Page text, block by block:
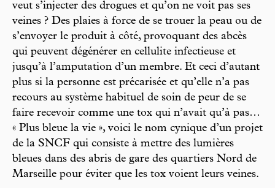
veut s’injecter des drogues et qu’on ne voit pas ses
veines ? Des plaies à force de se trouer la peau ou de
s’envoyer le produit à côté, provoquant des abcès
qui peuvent dégénérer en cellulite infectieuse et
jusqu’à l’amputation d’un membre. Et ceci d’autant
plus si la personne est précarisée et qu’elle n’a pas
recours au système habituel de soin de peur de se
faire recevoir comme une tox qui n’avait qu’à pas…
« Plus bleue la vie », voici le nom cynique d’un projet
de la SNCF qui consiste à mettre des lumières
bleues dans des abris de gare des quartiers Nord de
Marseille pour éviter que les tox voient leurs veines.